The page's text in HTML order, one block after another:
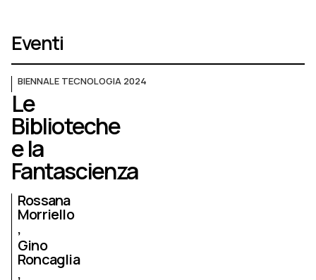
Eventi
BIENNALE TECNOLOGIA 2024
Le
Biblioteche
e la
Fantascienza
Rossana
Morriello
Gino
Roncaglia